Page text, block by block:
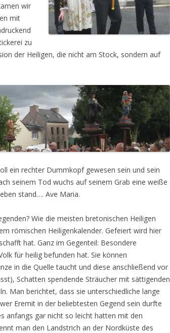
wir
mit
zu
der Heiligen, die nicht am Stock, sondern auf
ein rechter Dummkopf gewesen sein und sein
seinem Tod wuchs auf seinem Grab eine weiße
stand…. Ave Maria.
Wie die meisten bretonischen Heiligen
römischen Heiligenkalender. Gefeiert wird hier
hat. Ganz im Gegenteil: Besondere
für heilig befunden hat. Sie können
in die Quelle taucht und diese anschließend vor
Schatten spendende Sträucher mit sättigenden
Man berichtet, dass sie unterschiedliche lange
Eremit in der beliebtesten Gegend sein durfte
anfangs gar nicht so leicht hatten mit den
man den Landstrich an der Nordküste des